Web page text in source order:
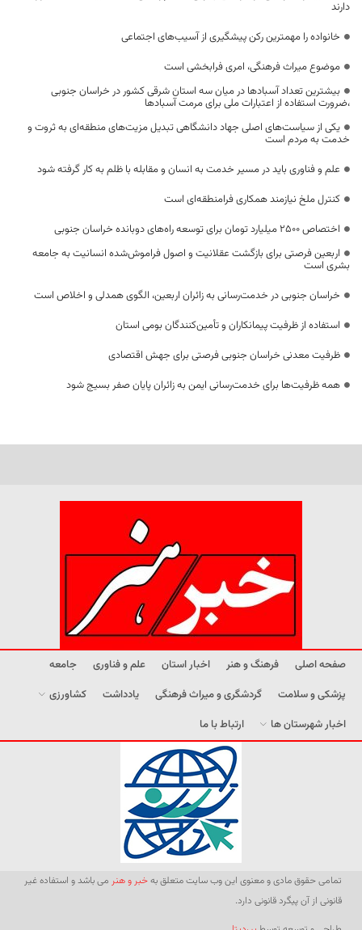
دارند
خانواده را مهمترین رکن پیشگیری از آسیب‌های اجتماعی
موضوع میراث فرهنگی، امری فرابخشی است
بیشترین تعداد آسبادها در میان سه استان شرقی کشور در خراسان جنوبی
،ضرورت استفاده از اعتبارات ملی برای مرمت آسبادها
یکی از سیاست‌های اصلی جهاد دانشگاهی تبدیل مزیت‌های منطقه‌ای به ثروت و
خدمت به مردم است
علم و فناوری باید در مسیر خدمت به انسان و مقابله با ظلم به کار گرفته شود
کنترل ملخ نیازمند همکاری فرامنطقه‌ای است
اختصاص 2500 میلیارد تومان برای توسعه راه‌های دوبانده خراسان جنوبی
اربعین فرصتی برای بازگشت عقلانیت و اصول فراموش‌شده انسانیت به جامعه
بشری است
خراسان جنوبی در خدمت‌رسانی به زائران اربعین، الگوی همدلی و اخلاص است
استفاده از ظرفیت پیمانکاران و تأمین‌کنندگان بومی استان
ظرفیت معدنی خراسان جنوبی فرصتی برای جهش اقتصادی
همه ظرفیت‌ها برای خدمت‌رسانی ایمن به زائران پایان صفر بسیج شود
صفحه اصلی فرهنگ و هنر اخبار استان علم و فناوری
جامعه
پزشکی و سلامت
گردشگری و میراث فرهنگی یادداشت
کشاورزی
اخبار شهرستان ها
ارتباط با ما
تمامی حقوق مادی و معنوی این وب سایت متعلق بهخبر و هنر می باشد و استفاده غیر
قانونی از آن پیگرد قانونی دارد.